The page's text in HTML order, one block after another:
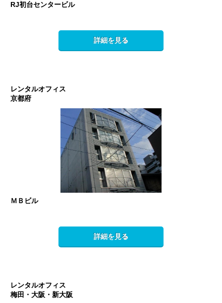
RJ初台センタービル
詳細を見る
レンタルオフィス
京都府
ＭＢビル
詳細を見る
レンタルオフィス
梅田・大阪・新大阪